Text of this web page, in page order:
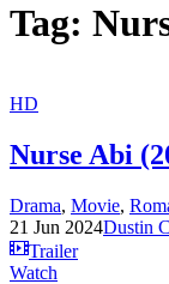
Tag:
HD
Nurse Abi
Drama, Movie,
21 Jun 2024Dustin
Trailer
Watch